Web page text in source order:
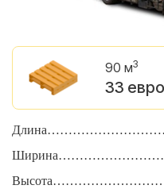
90 м3
33